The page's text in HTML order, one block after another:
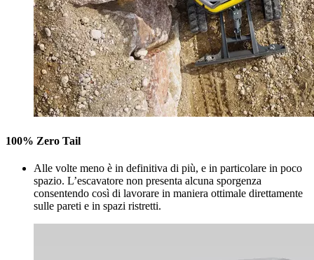
100% Zero Tail
Alle volte meno è in definitiva di più, e in particolare in poco
spazio. L’escavatore non presenta alcuna sporgenza
consentendo così di lavorare in maniera ottimale direttamente
sulle pareti e in spazi ristretti.